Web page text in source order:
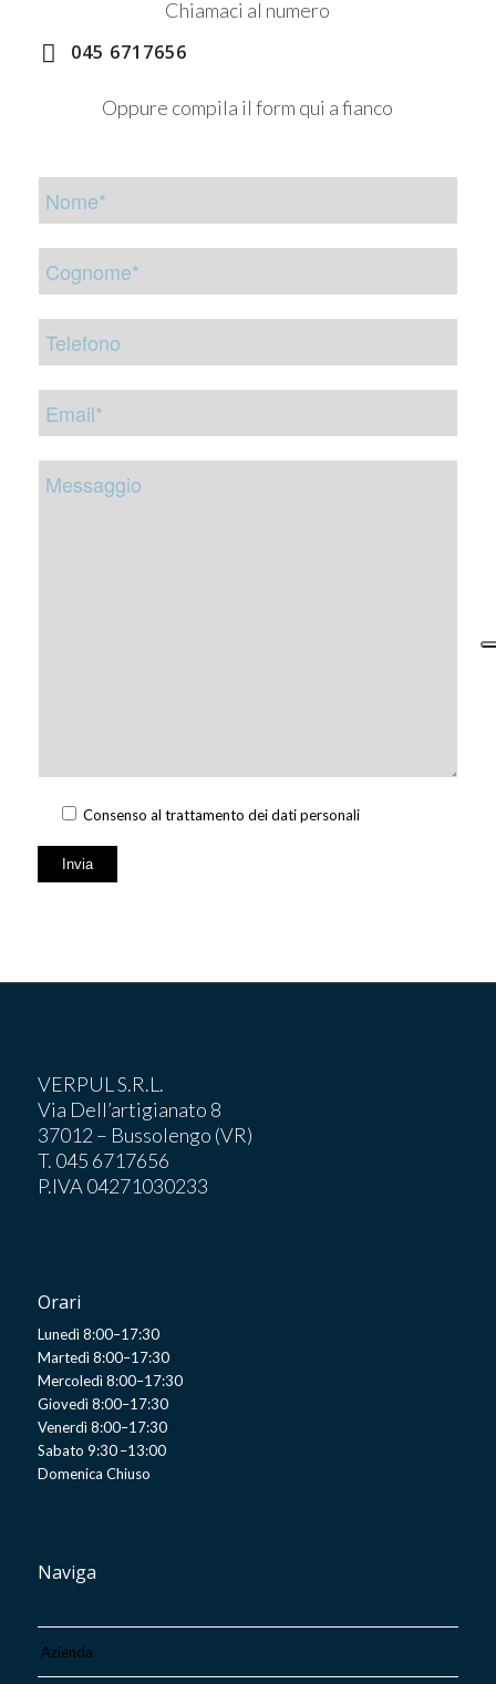
Chiamaci al numero
045 6717656
Oppure compila il form qui a fianco
Consenso al trattamento dei dati personali
VERPUL S.R.L.
Via Dell’artigianato 8
37012 – Bussolengo (VR)
T. 045 6717656
P.IVA 04271030233
Orari
Lunedì 8:00–17:30
Martedì 8:00–17:30
Mercoledì 8:00–17:30
Giovedì 8:00–17:30
Venerdì 8:00–17:30
Sabato 9:30 –13:00
Domenica Chiuso
Naviga
Azienda